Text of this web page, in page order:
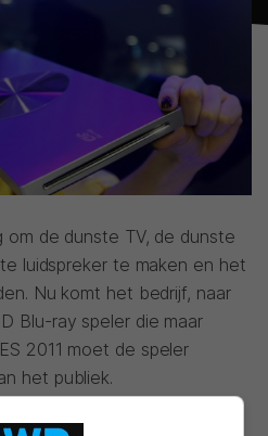
om de dunste TV, de dunste
luidspreker te maken en het
Nu komt het bedrijf, naar
Blu-ray speler die maar
2011 moet de speler
het publiek.
SAMSUNG